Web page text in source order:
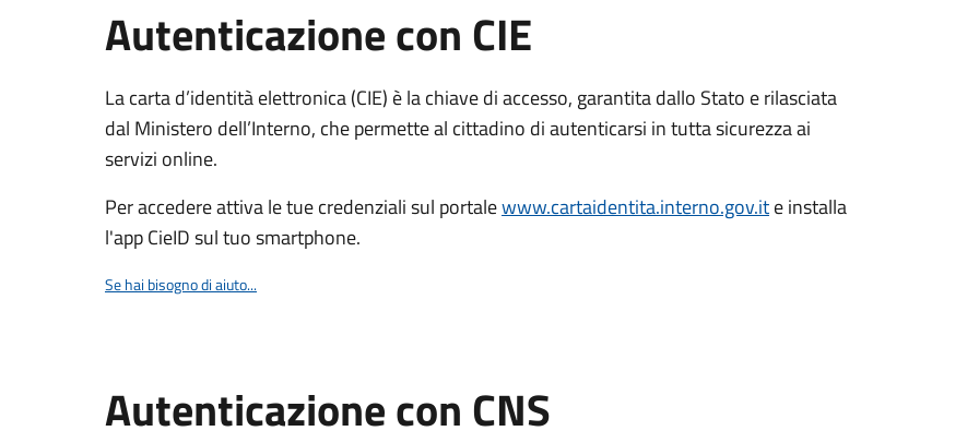
Autenticazione con CIE
La carta d’identità elettronica (CIE) è la chiave di accesso, garantita dallo Stato e rilasciata
dal Ministero dell’Interno, che permette al cittadino di autenticarsi in tutta sicurezza ai
servizi online.
Per accedere attiva le tue credenziali sul portalewww.cartaidentita.interno.gov.ite installa
l'app CieID sul tuo smartphone.
Se hai bisogno di aiuto...
Autenticazione con CNS